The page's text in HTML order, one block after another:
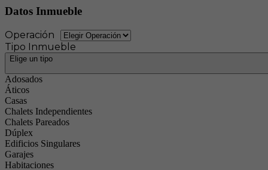
Datos Inmueble
Operación
Tipo Inmueble
Elige un tipo
Adosados
Áticos
Casas
Chalets Independientes
Chalets Pareados
Dúplex
Edificios Singulares
Garajes
Habitaciones